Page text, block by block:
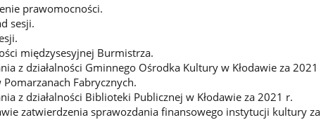
prawomocności.
sesji.
międzysesyjnej Burmistrza.
z działalności Gminnego Ośrodka Kultury w Kłodawie za 2021
Fabrycznych.
z działalności Biblioteki Publicznej w Kłodawie za 2021 r.
zatwierdzenia sprawozdania finansowego instytucji kultury za